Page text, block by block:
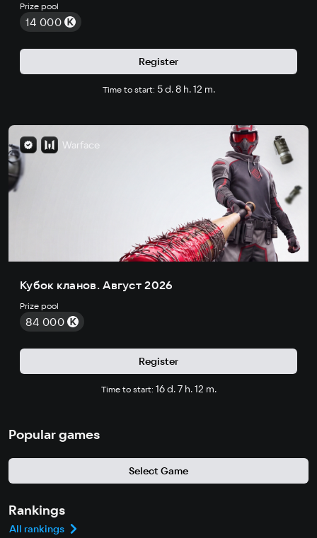
Prize pool
14 000
Register
Time to start: 5 d. 8 h. 12 m.
Warface
Кубок кланов. Август 2026
Prize pool
84 000
Register
Time to start: 16 d. 7 h. 12 m.
Popular games
Select Game
Rankings
All rankings